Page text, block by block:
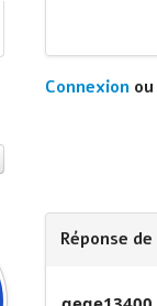
Connexion ou
Réponse de